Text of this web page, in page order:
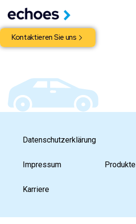
Kontaktieren Sie uns
Datenschutzerklärung
Impressum Produkte
Karriere